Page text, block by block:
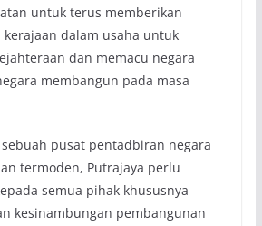
untuk terus memberikan
kerajaan dalam usaha untuk
dan memacu negara
membangun pada masa
sebuah pusat pentadbiran negara
termoden, Putrajaya perlu
semua pihak khususnya
kesinambungan pembangunan